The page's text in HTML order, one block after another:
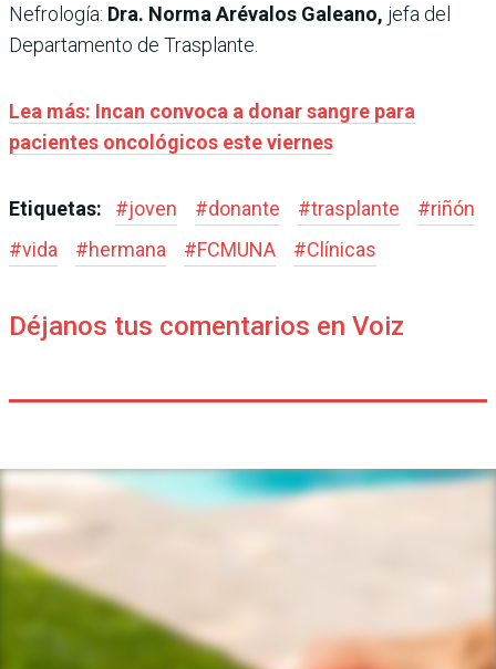
Nefrología: Dra. Norma Arévalos Galeano, jefa del
Departamento de Trasplante.
Lea más: Incan convoca a donar sangre para
pacientes oncológicos este viernes
Etiquetas: #joven #donante #trasplante #riñón
#vida #hermana #FCMUNA #Clínicas
Déjanos tus comentarios en Voiz